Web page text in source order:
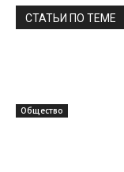
СТАТЬИ ПО ТЕМЕ
Общество